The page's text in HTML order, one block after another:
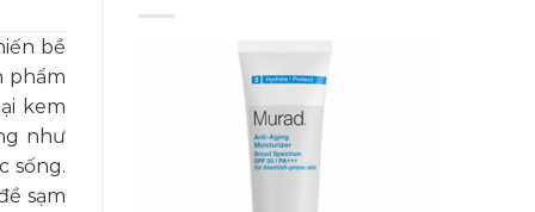
bề
phẩm
kem
như
sống.
sạm